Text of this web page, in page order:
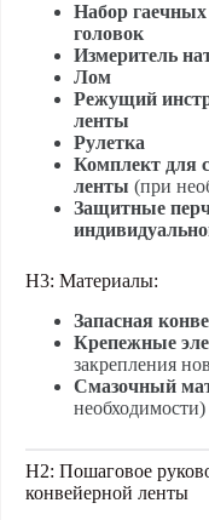
Набор
головок
Измеритель
Лом
Режущий
ленты
Рулетка
Комплект для
ленты (при
Защитные
H3: Материалы:
Запасная
Крепежные
закрепления
Смазочный
необходимости)
H2: Пошаговое
конвейерной ленты